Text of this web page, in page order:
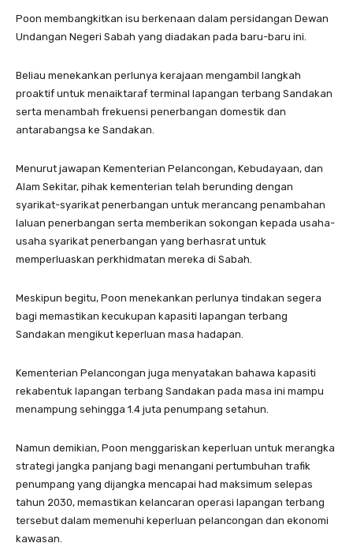
Poon membangkitkan isu berkenaan dalam persidangan Dewan
Undangan Negeri Sabah yang diadakan pada baru-baru ini.
Beliau menekankan perlunya kerajaan mengambil langkah
proaktif untuk menaiktaraf terminal lapangan terbang Sandakan
serta menambah frekuensi penerbangan domestik dan
antarabangsa ke Sandakan.
Menurut jawapan Kementerian Pelancongan, Kebudayaan, dan
Alam Sekitar, pihak kementerian telah berunding dengan
syarikat-syarikat penerbangan untuk merancang penambahan
laluan penerbangan serta memberikan sokongan kepada usaha-
usaha syarikat penerbangan yang berhasrat untuk
memperluaskan perkhidmatan mereka di Sabah.
Meskipun begitu, Poon menekankan perlunya tindakan segera
bagi memastikan kecukupan kapasiti lapangan terbang
Sandakan mengikut keperluan masa hadapan.
Kementerian Pelancongan juga menyatakan bahawa kapasiti
rekabentuk lapangan terbang Sandakan pada masa ini mampu
menampung sehingga 1.4 juta penumpang setahun.
Namun demikian, Poon menggariskan keperluan untuk merangka
strategi jangka panjang bagi menangani pertumbuhan trafik
penumpang yang dijangka mencapai had maksimum selepas
tahun 2030, memastikan kelancaran operasi lapangan terbang
tersebut dalam memenuhi keperluan pelancongan dan ekonomi
kawasan.